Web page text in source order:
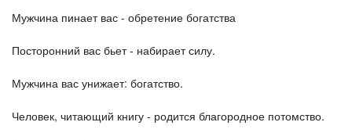
Мужчина пинает вас - обретение богатства
Посторонний вас бьет - набирает силу.
Мужчина вас унижает: богатство.
Человек, читающий книгу - родится благородное потомство.